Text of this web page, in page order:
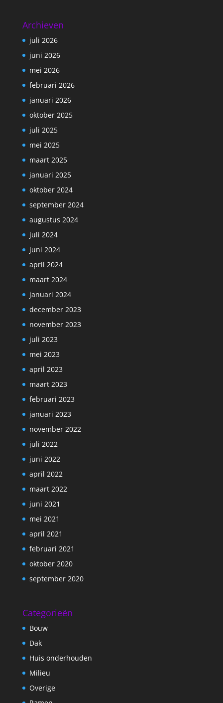
Archieven
juli 2026
juni 2026
mei 2026
februari 2026
januari 2026
oktober 2025
juli 2025
mei 2025
maart 2025
januari 2025
oktober 2024
september 2024
augustus 2024
juli 2024
juni 2024
april 2024
maart 2024
januari 2024
december 2023
november 2023
juli 2023
mei 2023
april 2023
maart 2023
februari 2023
januari 2023
november 2022
juli 2022
juni 2022
april 2022
maart 2022
juni 2021
mei 2021
april 2021
februari 2021
oktober 2020
september 2020
Categorieën
Bouw
Dak
Huis onderhouden
Milieu
Overige